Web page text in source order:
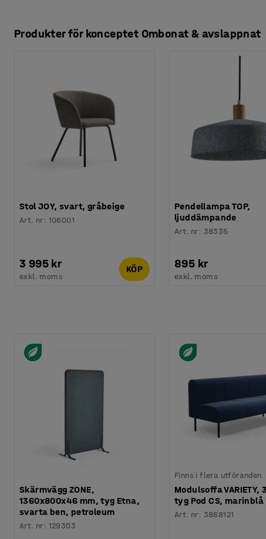
Produkter för konceptet Ombonat & avslappnat
Stol JOY, svart, gråbeige
Art. nr: 106001
3 995 kr
exkl. moms
KÖP
Pendellampa TOP,
ljuddämpande
Art. nr: 38335
895 kr
exkl. moms
Skärmvägg ZONE,
1360x800x46 mm, tyg Etna,
svarta ben, petroleum
Art. nr: 129303
Finns i flera utföranden
Modulsoffa VARIETY,
tyg Pod CS, marinblå
Art. nr: 3868121